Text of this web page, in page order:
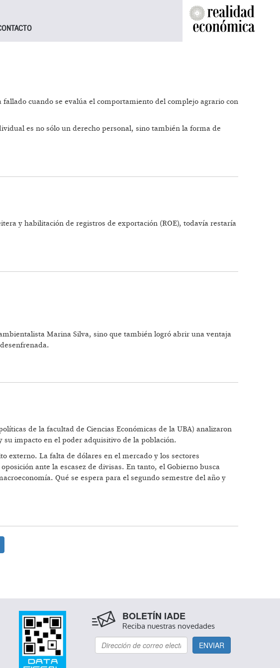
cuando se evalúa el comportamiento del complejo agrario con
es no sólo un derecho personal, sino también la forma de
y habilitación de registros de exportación (ROE), todavía restaría
Marina Silva, sino que también logró abrir una ventaja
de la facultad de Ciencias Económicas de la UBA) analizaron
impacto en el poder adquisitivo de la población.
externo. La falta de dólares en el mercado y los sectores
ante la escasez de divisas. En tanto, el Gobierno busca
Qué se espera para el segundo semestre del año y
BOLETÍN IADE
Reciba nuestras novedades
ENVIAR